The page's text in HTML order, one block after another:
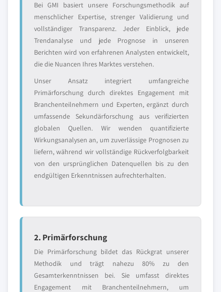
Bei GMI basiert unsere Forschungsmethodik auf
menschlicher Expertise, strenger Validierung und
vollständiger Transparenz. Jeder Einblick, jede
Trendanalyse und jede Prognose in unseren
Berichten wird von erfahrenen Analysten entwickelt,
die die Nuancen Ihres Marktes verstehen.
Unser Ansatz integriert umfangreiche
Primärforschung durch direktes Engagement mit
Branchenteilnehmern und Experten, ergänzt durch
umfassende Sekundärforschung aus verifizierten
globalen Quellen. Wir wenden quantifizierte
Wirkungsanalysen an, um zuverlässige Prognosen zu
liefern, während wir vollständige Rückverfolgbarkeit
von den ursprünglichen Datenquellen bis zu den
endgültigen Erkenntnissen aufrechterhalten.
2. Primärforschung
Die Primärforschung bildet das Rückgrat unserer
Methodik und trägt nahezu 80% zu den
Gesamterkenntnissen bei. Sie umfasst direktes
Engagement mit Branchenteilnehmern, um